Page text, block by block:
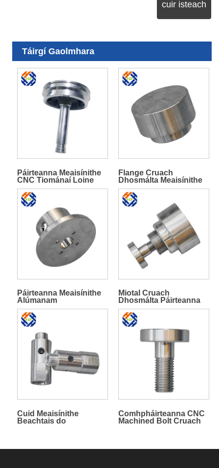
cuir isteach
Táirgí Gaolmhara
Páirteanna Meaisínithe
CNC Tiománaí Loine
Seafta
Flange Cruach
Dhosmálta Meaisínithe
Beachtais
Páirteanna Meaisínithe
Alúmanam
Miotal Cruach
Dhosmálta Páirteanna
Meaisínithe
Muilleoireachta
Alúmanam Casadh
Cuid Meaisínithe
Beachtais do
Comhpháirteanna CNC
Machined Bolt Cruach